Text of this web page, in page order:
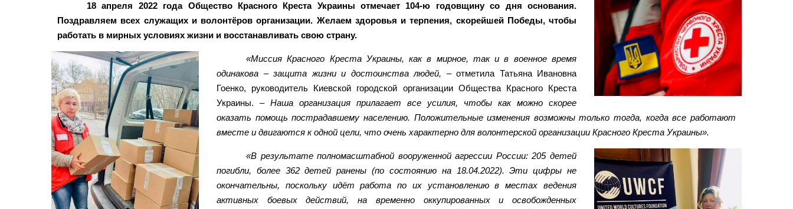
18 апреля 2022 года Общество Красного Креста Украины отмечает 104-ю годовщину со дня основания.
Поздравляем всех служащих и волонтёров организации. Желаем здоровья и терпения, скорейшей Победы, чтобы
работать в мирных условиях жизни и восстанавливать свою страну.
«Миссия Красного Креста Украины, как в мирное, так и в военное время
одинакова – защита жизни и достоинства людей, – отметила Татьяна Ивановна
Гоенко, руководитель Киевской городской организации Общества Красного Креста
Украины. – Наша организация прилагает все усилия, чтобы как можно скорее
оказать помощь пострадавшему населению. Положительные изменения возможны только тогда, когда все работают
вместе и двигаются к одной цели, что очень характерно для волонтерской организации Красного Креста Украины».
«В результате полномасштабной вооруженной агрессии России: 205 детей
погибли, более 362 детей ранены (по состоянию на 18.04.2022). Эти цифры не
окончательны, поскольку идёт работа по их установлению в местах ведения
активных боевых действий, на временно оккупированных и освобожденных